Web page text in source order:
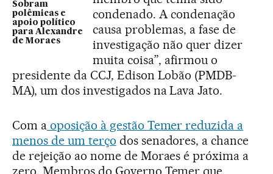
Sobram
polêmicas e
apoio político
para Alexandre
de Moraes
condenado. A condenação
causa problemas, a fase de
investigação não quer dizer
muita coisa”, afirmou o
presidente da CCJ, Edison Lobão (PMDB-
MA), um dos investigados na Lava Jato.
Com aoposição à gestão Temer reduzida a
menos de um terço dos senadores, a chance
de rejeição ao nome de Moraes é próxima a